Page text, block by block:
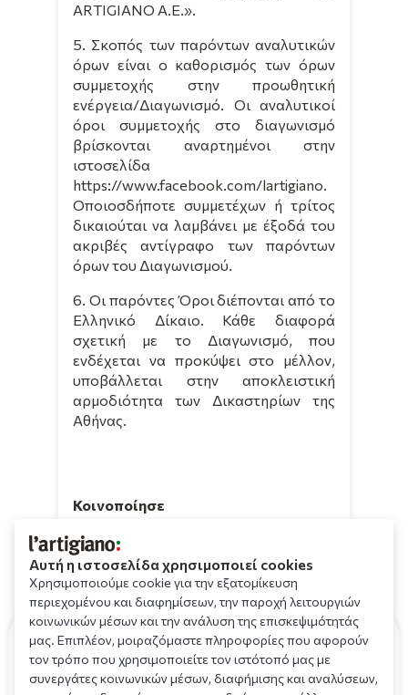
ARTIGIANO A.E.».
5. Σκοπός των παρόντων αναλυτικών
όρων είναι ο καθορισμός των όρων
συμμετοχής στην προωθητική
ενέργεια/Διαγωνισμό. Οι αναλυτικοί
όροι συμμετοχής στο διαγωνισμό
βρίσκονται αναρτημένοι στην
ιστοσελίδα
https://www.facebook.com/lartigiano.
Οποιοσδήποτε συμμετέχων ή τρίτος
δικαιούται να λαμβάνει με έξοδά του
ακριβές αντίγραφο των παρόντων
όρων του Διαγωνισμού.
6. Οι παρόντες Όροι διέπονται από το
Ελληνικό Δίκαιο. Κάθε διαφορά
σχετική με το Διαγωνισμό, που
ενδέχεται να προκύψει στο μέλλον,
υποβάλλεται στην αποκλειστική
αρμοδιότητα των Δικαστηρίων της
Αθήνας.
Κοινοποίησε
Μπορεί να σας ενδιαφέρουν
Αυτή η ιστοσελίδα χρησιμοποιεί cookies
Χρησιμοποιούμε cookie για την εξατομίκευση
περιεχομένου και διαφημίσεων, την παροχή λειτουργιών
κοινωνικών μέσων και την ανάλυση της επισκεψιμότητάς
μας. Επιπλέον, μοιραζόμαστε πληροφορίες που αφορούν
τον τρόπο που χρησιμοποιείτε τον ιστότοπό μας με
συνεργάτες κοινωνικών μέσων, διαφήμισης και αναλύσεων,